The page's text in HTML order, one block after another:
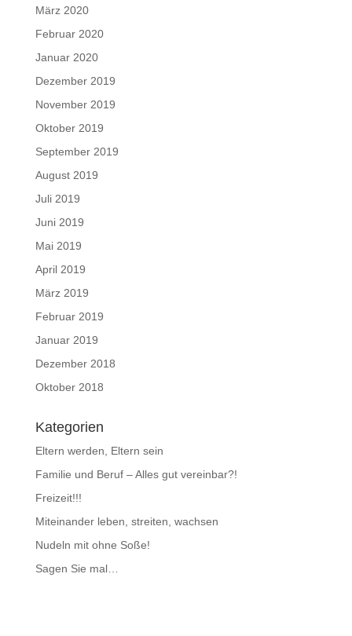
März 2020
Februar 2020
Januar 2020
Dezember 2019
November 2019
Oktober 2019
September 2019
August 2019
Juli 2019
Juni 2019
Mai 2019
April 2019
März 2019
Februar 2019
Januar 2019
Dezember 2018
Oktober 2018
Kategorien
Eltern werden, Eltern sein
Familie und Beruf – Alles gut vereinbar?!
Freizeit!!!
Miteinander leben, streiten, wachsen
Nudeln mit ohne Soße!
Sagen Sie mal…